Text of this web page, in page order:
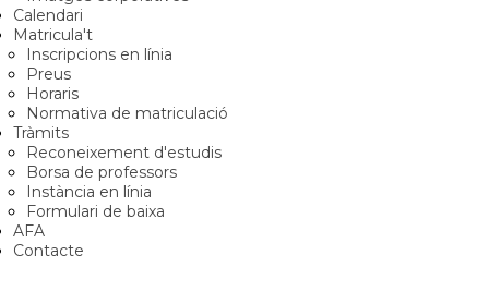
Calendari
Matricula't
Inscripcions en línia
Preus
Horaris
Normativa de matriculació
Tràmits
Reconeixement d'estudis
Borsa de professors
Instància en línia
Formulari de baixa
AFA
Contacte